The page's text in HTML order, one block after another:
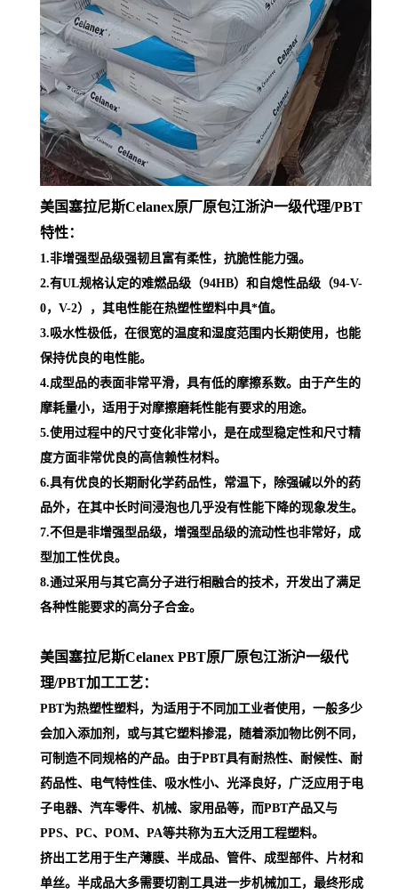
美国塞拉尼斯Celanex原厂原包江浙沪一级代理/PBT
特性：
1.非增强型品级强韧且富有柔性，抗脆性能力强。
2.有UL规格认定的难燃品级（94HB）和自熄性品级（94-V-
0，V-2），其电性能在热塑性塑料中具*值。
3.吸水性极低，在很宽的温度和湿度范围内长期使用，也能
保持优良的电性能。
4.成型品的表面非常平滑，具有低的摩擦系数。由于产生的
摩耗量小，适用于对摩擦磨耗性能有要求的用途。
5.使用过程中的尺寸变化非常小，是在成型稳定性和尺寸精
度方面非常优良的高信赖性材料。
6.具有优良的长期耐化学药品性，常温下，除强碱以外的药
品外，在其中长时间浸泡也几乎没有性能下降的现象发生。
7.不但是非增强型品级，增强型品级的流动性也非常好，成
型加工性优良。
8.通过采用与其它高分子进行相融合的技术，开发出了满足
各种性能要求的高分子合金。
美国塞拉尼斯Celanex PBT原厂原包江浙沪一级代
理/PBT加工工艺：
PBT为热塑性塑料，为适用于不同加工业者使用，一般多少
会加入添加剂，或与其它塑料掺混，随着添加物比例不同，
可制造不同规格的产品。由于PBT具有耐热性、耐候性、耐
药品性、电气特性佳、吸水性小、光泽良好，广泛应用于电
子电器、汽车零件、机械、家用品等，而PBT产品又与
PPS、PC、POM、PA等共称为五大泛用工程塑料。
挤出工艺用于生产薄膜、半成品、管件、成型部件、片材和
单丝。半成品大多需要切割工具进一步机械加工，最终形成